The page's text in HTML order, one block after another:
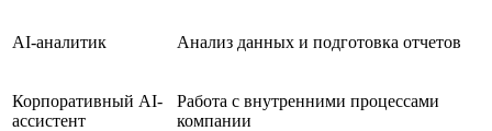
AI-аналитик Анализ данных и подготовка отчетов
Корпоративный AI-
ассистент
Работа с внутренними процессами
компании